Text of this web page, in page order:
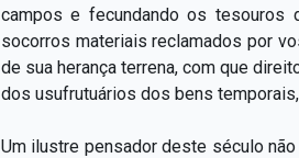
campos e fecundando os tesouros
socorros materiais reclamados por
de sua herança terrena, com que
dos usufrutuários dos bens
Um ilustre pensador deste século